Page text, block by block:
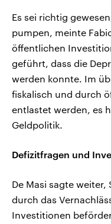
Es sei richtig
pumpen, meinte
öffentlichen
geführt, dass die
werden konnte. Im
fiskalisch und durch
entlastet werden, es
Geldpolitik.
Defizitfragen und
De Masi sagte
durch das
Investitionen